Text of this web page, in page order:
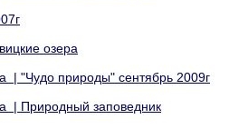
озера
| "Чудо природы" сентябрь 2009г
| Природный заповедник